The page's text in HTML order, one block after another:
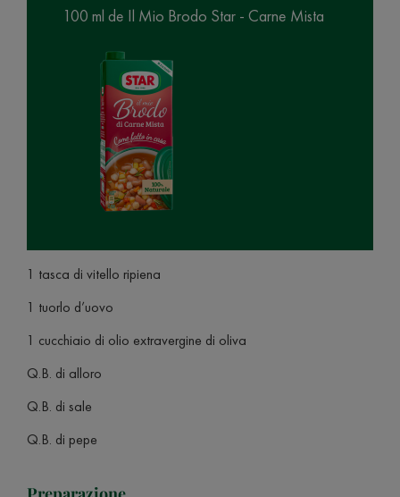
100 ml de Il Mio Brodo Star - Carne Mista
1 tasca di vitello ripiena
1 tuorlo d’uovo
1 cucchiaio di olio extravergine di oliva
Q.B. di alloro
Q.B. di sale
Q.B. di pepe